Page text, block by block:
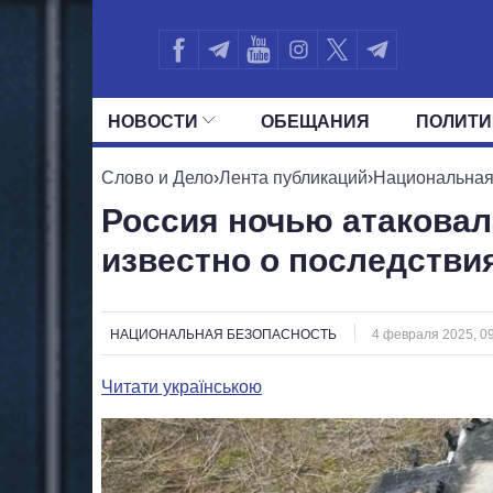
НОВОСТИ ОБЕЩАНИЯ
ВСЕ ПОЛИТИКИ ПРЕЗИДЕНТ И
Слово и Дело›Лента публикаций›
Россия ночью
известно о
НАЦИОНАЛЬНАЯ БЕЗОПАСНОСТЬ 4 февраля 2025,
Читати українською